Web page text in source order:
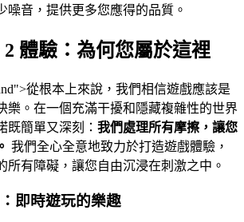
噪音，提供更多您應得的品質。
2 體驗：為何您屬於這裡
從根本上來說，我們相信遊戲應該是
樂。在一個充滿干擾和隱藏複雜性的世界
既簡單又深刻： 我們處理所有摩擦，讓您
我們全心全意地致力於打造遊戲體驗，
所有障礙，讓您自由沉浸在刺激之中。
即時遊玩的樂趣